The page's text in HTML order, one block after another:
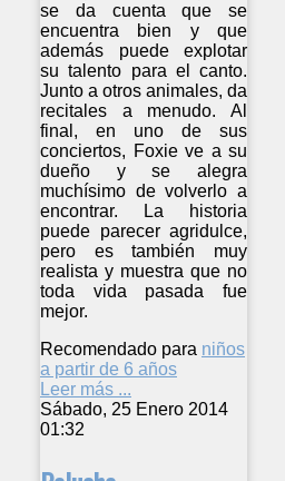
se da cuenta que se
encuentra bien y que
además puede explotar
su talento para el canto.
Junto a otros animales, da
recitales a menudo. Al
final, en uno de sus
conciertos, Foxie ve a su
dueño y se alegra
muchísimo de volverlo a
encontrar. La historia
puede parecer agridulce,
pero es también muy
realista y muestra que no
toda vida pasada fue
mejor.
Recomendado para niños
a partir de 6 años
Leer más ...
Sábado, 25 Enero 2014
01:32